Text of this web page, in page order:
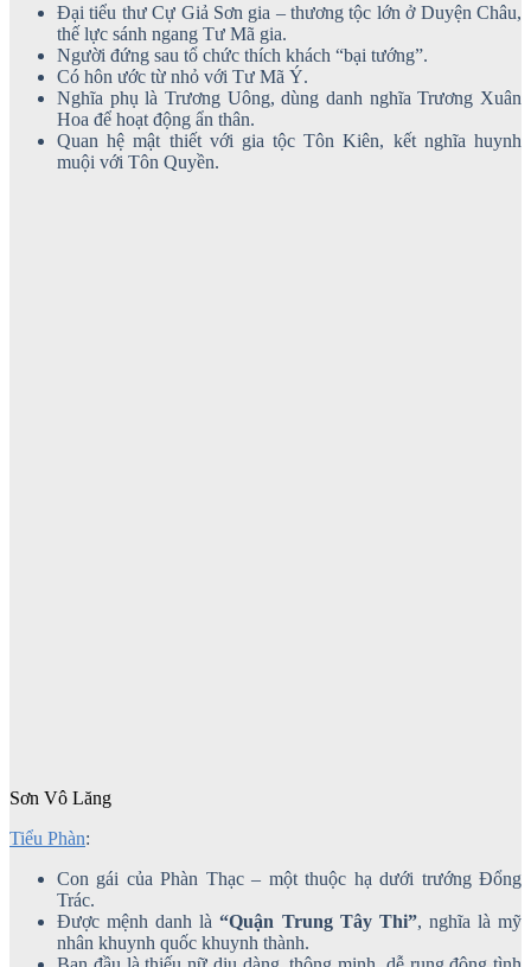
Đại tiểu thư Cự Giả Sơn gia – thương tộc lớn ở Duyện Châu,
thế lực sánh ngang Tư Mã gia.
Người đứng sau tổ chức thích khách “bại tướng”.
Có hôn ước từ nhỏ với Tư Mã Ý.
Nghĩa phụ là Trương Uông, dùng danh nghĩa Trương Xuân
Hoa để hoạt động ẩn thân.
Quan hệ mật thiết với gia tộc Tôn Kiên, kết nghĩa huynh
muội với Tôn Quyền.
Sơn Vô Lăng
Tiểu Phàn:
Con gái của Phàn Thạc – một thuộc hạ dưới trướng Đổng
Trác.
Được mệnh danh là“Quận Trung Tây Thi”, nghĩa là mỹ
nhân khuynh quốc khuynh thành.